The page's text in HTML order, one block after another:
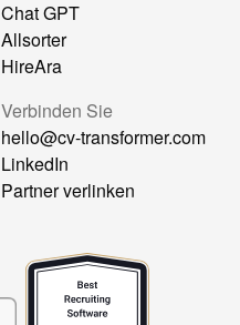
Chat GPT
Allsorter
HireAra
Verbinden Sie
hello@cv-transformer.com
LinkedIn
Partner verlinken